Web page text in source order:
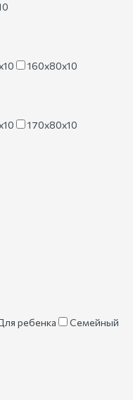
160х80х10
170х80х10
ребенка
Семейный